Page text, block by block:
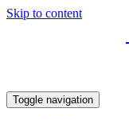
Skip to content
Toggle navigation